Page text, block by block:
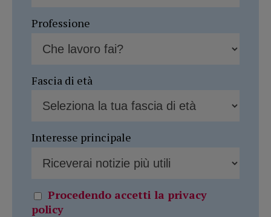
Professione
Fascia di età
Interesse principale
Procedendo accetti la privacy
policy